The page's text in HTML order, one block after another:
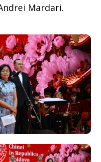
Mardari.